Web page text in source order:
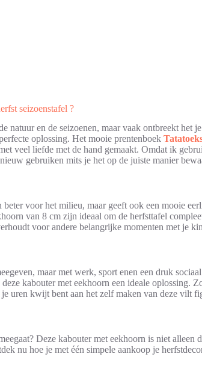
seizoenstafel ?
en de seizoenen, maar vaak ontbreekt het
oplossing. Het mooie prentenboek
veel liefde met de hand gemaakt. Omdat ik
gebruiken mits je het op de juiste manier
voor het milieu, maar geeft ook een mooie
van 8 cm zijn ideaal om de herfsttafel
voor andere belangrijke momenten met je
maar met werk, sport enen een druk
kabouter met eekhoorn een ideale oplossing.
uren kwijt bent aan het zelf maken van deze vilt
Deze kabouter met eekhoorn is niet alleen
nu hoe je met één simpele aankoop je